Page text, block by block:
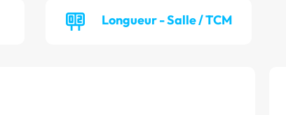
Longueur - Salle / TCM